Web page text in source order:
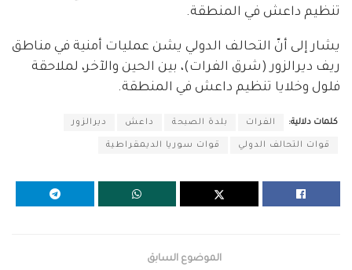
تنظيم داعش في المنطقة.
يشار إلى أنّ التحالف الدولي يشن عمليات أمنية في مناطق
ريف ديرالزور (شرق الفرات)، بين الحين والآخر، لملاحقة
فلول وخلايا تنظيم داعش في المنطقة.
كلمات دلالية: الفرات بلدة الصبحة داعش ديرالزور
قوات التحالف الدولي قوات سوريا الديمقراطية
الموضوع السابق